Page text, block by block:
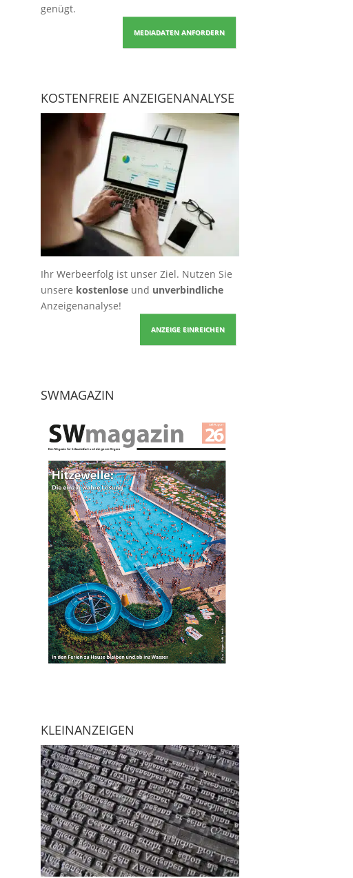
genügt.
MEDIADATEN ANFORDERN
KOSTENFREIE ANZEIGENANALYSE
Ihr Werbeerfolg ist unser Ziel. Nutzen Sie
unsere kostenloseund unverbindliche
Anzeigenanalyse!
ANZEIGE EINREICHEN
SWMAGAZIN
KLEINANZEIGEN